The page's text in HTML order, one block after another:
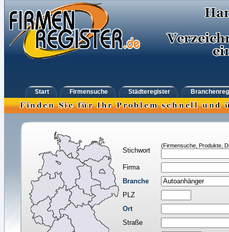
Start Firmensuche Städteregister
Stichwort
(Firmensuche, Produkte,
Firma
Branche
PLZ
Ort
Straße